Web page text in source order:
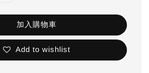
加入購物車
Add to wishlist